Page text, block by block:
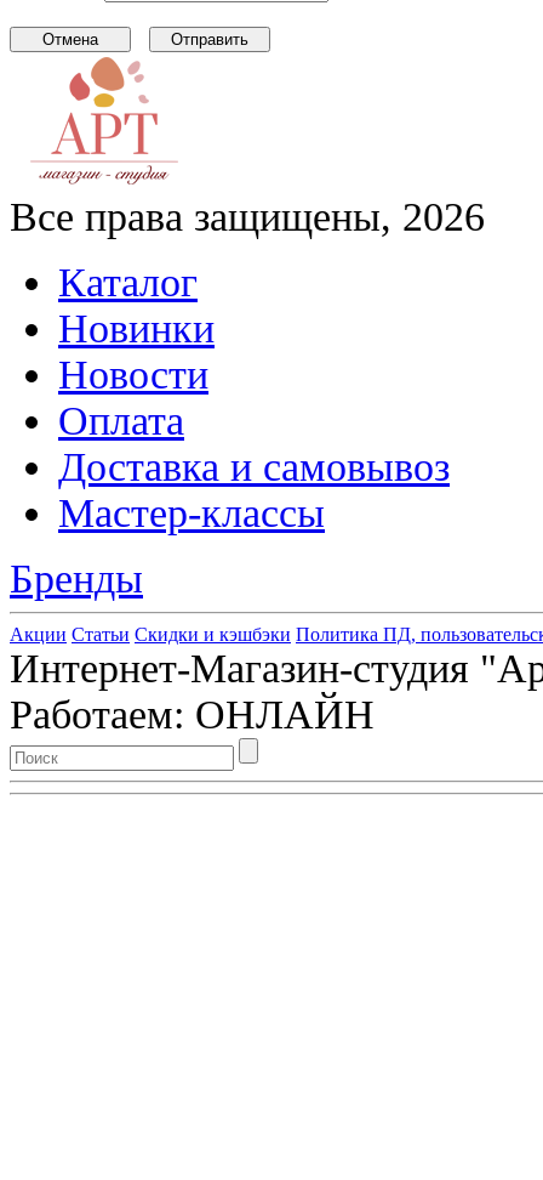
Все права защищены, 2026
Каталог
Новинки
Новости
Оплата
Доставка и самовывоз
Мастер-классы
Бренды
Акции Статьи Скидки и кэшбэки Политика ПД,
Интернет-Магазин-студия
Работаем: ОНЛАЙН